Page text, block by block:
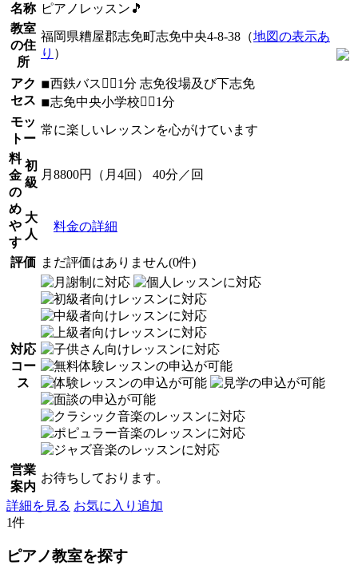
名称 ピアノレッスン🎵
教室
の住
所
福岡県糟屋郡志免町志免中央4-8-38（地図の表示あ
り ）
アク
セス
◾︎西鉄バス🚶‍♀️1分 志免役場及び下志免
◾︎志免中央小学校🚶‍♀️1分
モッ
トー
常に楽しいレッスンを心がけています
料
金
の
め
や
す
初
級
月8800円（月4回） 40分／回
大
人
料金の詳細
評価 まだ評価はありません(0件)
対応
コー
ス
営業
案内
お待ちしております。
詳細を見る お気に入り追加
1件
ピアノ教室を探す